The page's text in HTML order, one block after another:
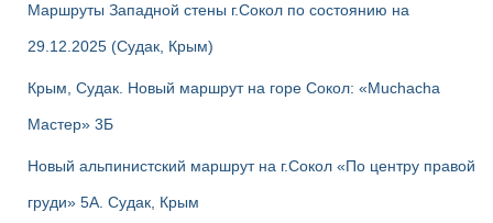
Маршруты Западной стены г.Сокол по состоянию на
29.12.2025 (Судак, Крым)
Крым, Судак. Новый маршрут на горе Сокол: «Muchacha
Мастер» 3Б
Новый альпинистский маршрут на г.Сокол «По центру правой
груди» 5А. Судак, Крым